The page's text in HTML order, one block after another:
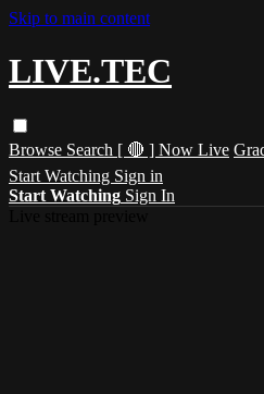
Skip to main content
LIVE.TEC
Browse Search [ 🔴 ] Now Live
Start Watching Sign in
Start Watching Sign In